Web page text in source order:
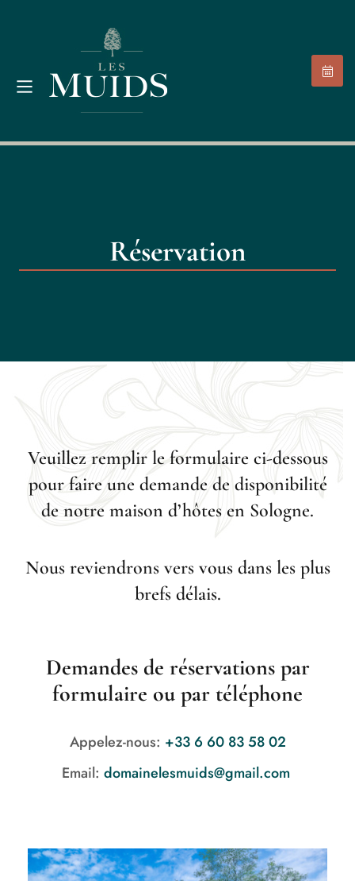
Réservation
Veuillez remplir le formulaire ci-dessous
pour faire une demande de disponibilité
de notre maison d’hôtes en Sologne.
Nous reviendrons vers vous dans les plus
brefs délais.
Demandes de réservations par
formulaire ou par téléphone
Appelez-nous: +33 6 60 83 58 02
Email: domainelesmuids@gmail.com